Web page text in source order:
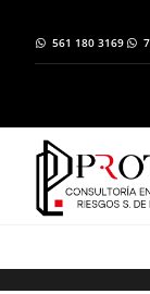
561 180 3169